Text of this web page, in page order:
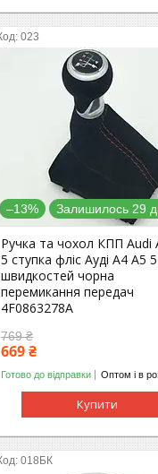
023
–13% Залишилось 29
Ручка та чохол КПП Audi
5 ступка фліс Ауді A4 A5 5
швидкостей чорна
перемикання передач
4F0863278A
769 ₴
669 ₴
Готово до відправки Оптом і в
Купити
018БК